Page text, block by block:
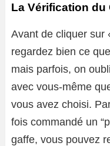
La Vérification du
Avant de cliquer sur
regardez bien ce
mais parfois, on
avec vous-même
vous avez choisi.
fois commandé un
gaffe, vous pouvez